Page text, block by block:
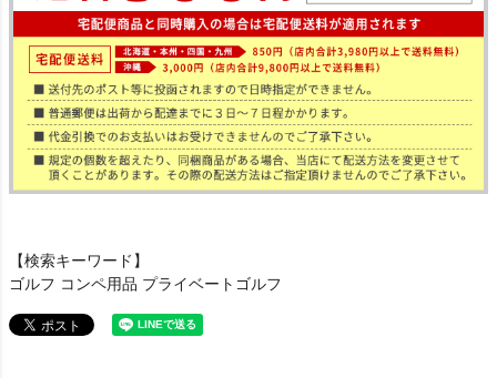
【検索キーワード】
ゴルフ コンペ用品 プライベートゴルフ